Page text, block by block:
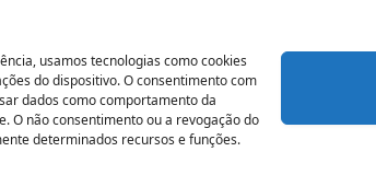
usamos tecnologias como cookies
do dispositivo. O consentimento com
dados como comportamento da
O não consentimento ou a revogação do
determinados recursos e funções.
DE PRIVACIDADE CONTATO